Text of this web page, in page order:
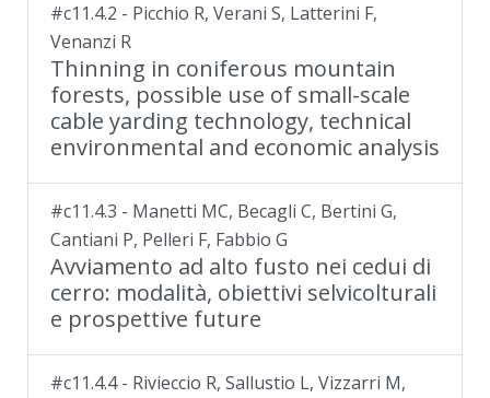
#c11.4.2 - Picchio R, Verani S, Latterini F,
Venanzi R
Thinning in coniferous mountain
forests, possible use of small-scale
cable yarding technology, technical
environmental and economic analysis
#c11.4.3 - Manetti MC, Becagli C, Bertini G,
Cantiani P, Pelleri F, Fabbio G
Avviamento ad alto fusto nei cedui di
cerro: modalità, obiettivi selvicolturali
e prospettive future
#c11.4.4 - Rivieccio R, Sallustio L, Vizzarri M,